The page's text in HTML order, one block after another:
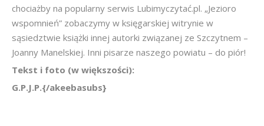
chociażby na popularny serwis Lubimyczytać.pl. „Jezioro
wspomnień” zobaczymy w księgarskiej witrynie w
sąsiedztwie książki innej autorki związanej ze Szczytnem –
Joanny Manelskiej. Inni pisarze naszego powiatu – do piór!
Tekst i foto (w większości):
G.P.J.P.{/akeebasubs}